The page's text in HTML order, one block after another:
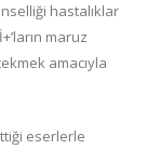
hastalıklar
maruz
amacıyla
eserlerle